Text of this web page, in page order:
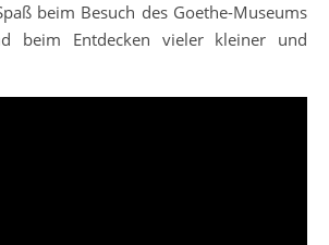
beim Besuch des Goethe-Museums
beim Entdecken vieler kleiner und